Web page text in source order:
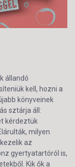
állandó
kell, hozni a
könyveinek
sztárja áll:
kérdeztük
milyen
az
gyertyatartóról is,
Kik ők a